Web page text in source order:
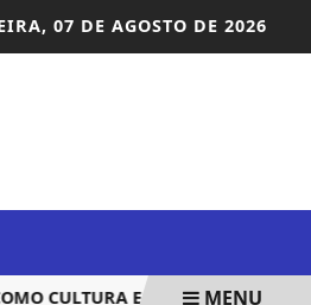
07 DE AGOSTO DE 2026
CULTURA E MENU